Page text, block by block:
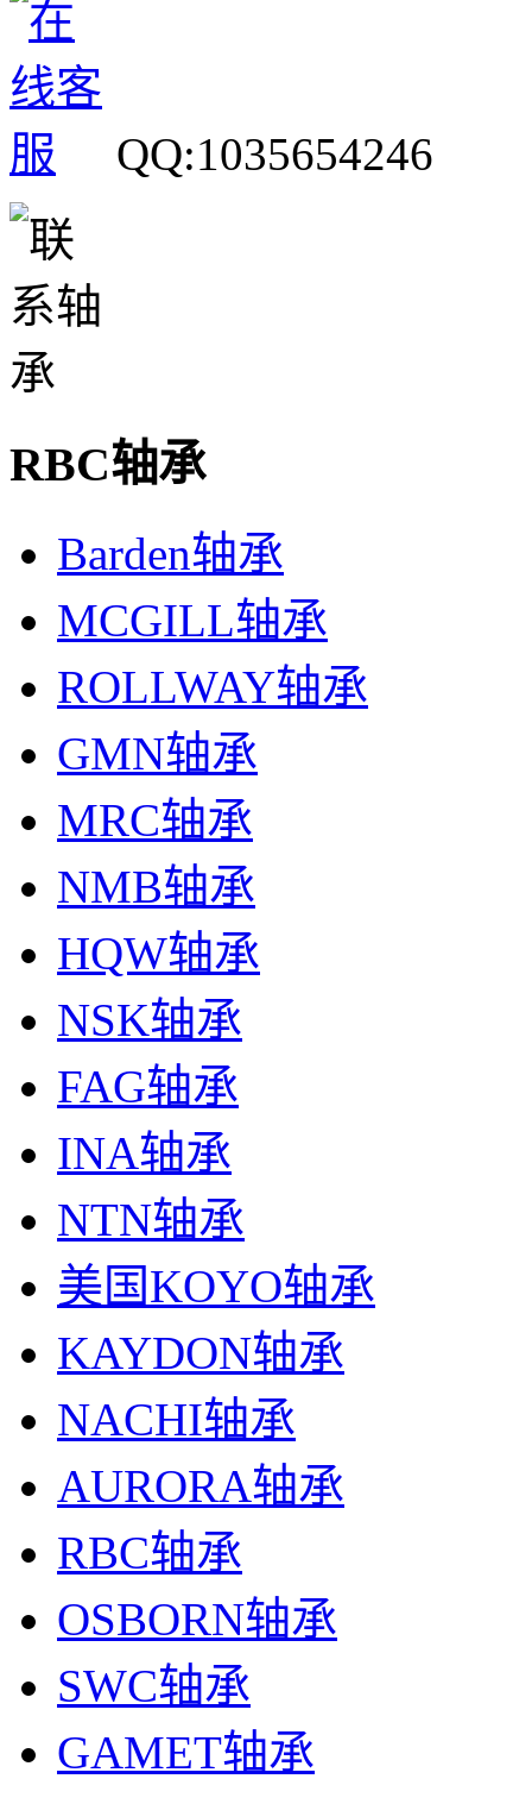
QQ:1035654246
RBC轴承
Barden轴承
MCGILL轴承
ROLLWAY轴承
GMN轴承
MRC轴承
NMB轴承
HQW轴承
NSK轴承
FAG轴承
INA轴承
NTN轴承
美国KOYO轴承
KAYDON轴承
NACHI轴承
AURORA轴承
RBC轴承
OSBORN轴承
SWC轴承
GAMET轴承